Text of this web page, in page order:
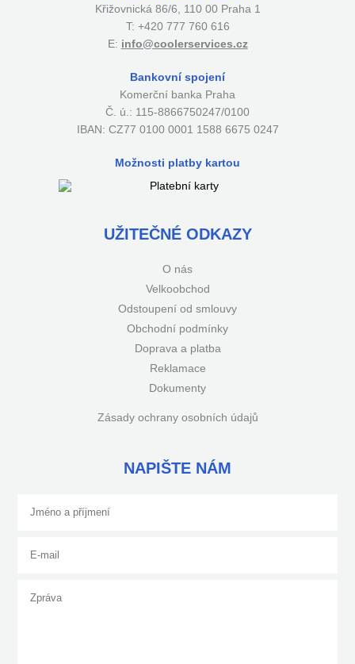
Křižovnická 86/6, 110 00 Praha 1
T: +420 777 760 616
E: info@coolerservices.cz
Bankovní spojení
Komerční banka Praha
Č. ú.: 115-8866750247/0100
IBAN: CZ77 0100 0001 1588 6675 0247
Možnosti platby kartou
UŽITEČNÉ ODKAZY
O nás
Velkoobchod
Odstoupení od smlouvy
Obchodní podmínky
Doprava a platba
Reklamace
Dokumenty
Zásady ochrany osobních údajů
NAPIŠTE NÁM